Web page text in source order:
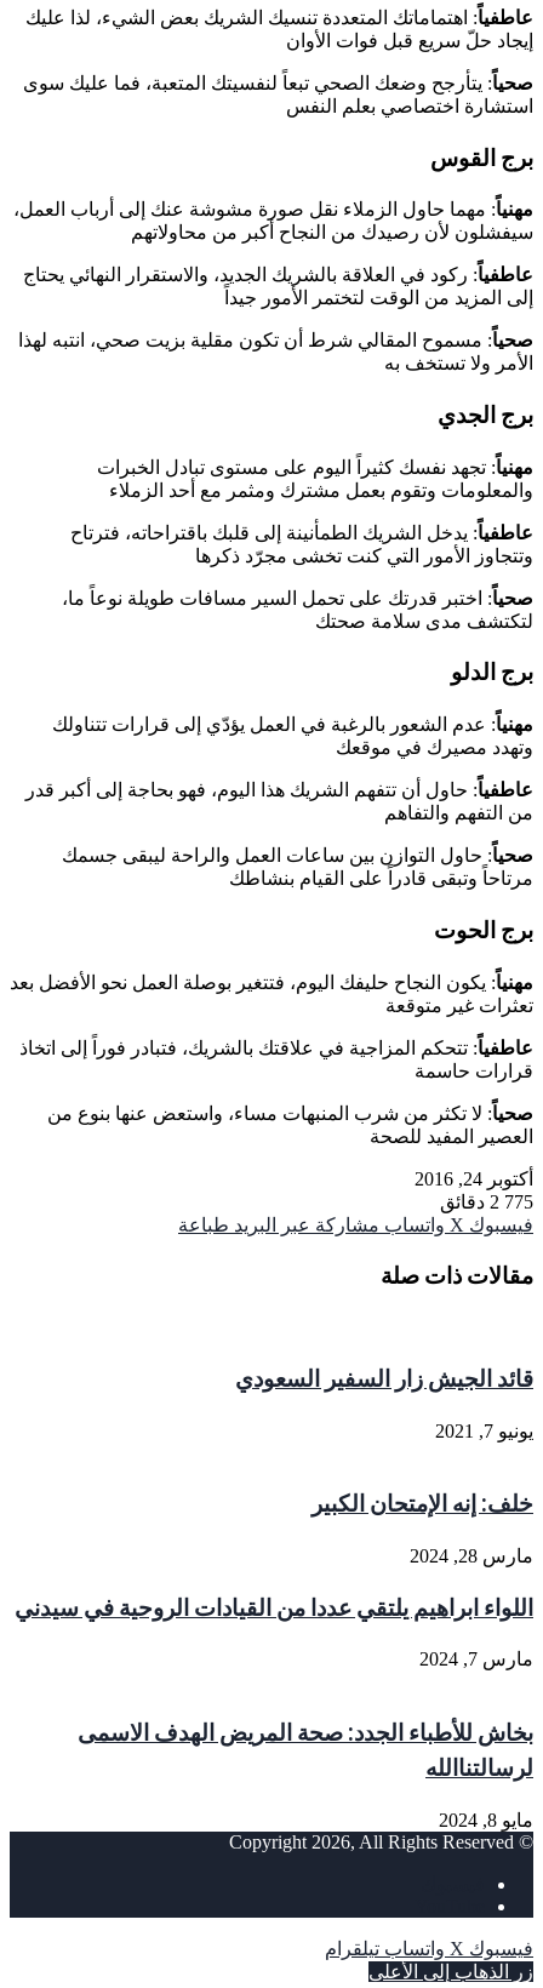
عاطفياً: اهتماماتك المتعددة تنسيك الشريك بعض الشيء، لذا عليك
إيجاد حلّ سريع قبل فوات الأوان
صحياً: يتأرجح وضعك الصحي تبعاً لنفسيتك المتعبة، فما عليك سوى
استشارة اختصاصي بعلم النفس
برج القوس
مهنياً: مهما حاول الزملاء نقل صورة مشوشة عنك إلى أرباب العمل،
سيفشلون لأن رصيدك من النجاح أكبر من محاولاتهم
عاطفياً: ركود في العلاقة بالشريك الجديد، والاستقرار النهائي يحتاج
إلى المزيد من الوقت لتختمر الأمور جيداً
صحياً: مسموح المقالي شرط أن تكون مقلية بزيت صحي، انتبه لهذا
الأمر ولا تستخف به
برج الجدي
مهنياً: تجهد نفسك كثيراً اليوم على مستوى تبادل الخبرات
والمعلومات وتقوم بعمل مشترك ومثمر مع أحد الزملاء
عاطفياً: يدخل الشريك الطمأنينة إلى قلبك باقتراحاته، فترتاح
وتتجاوز الأمور التي كنت تخشى مجرّد ذكرها
صحياً: اختبر قدرتك على تحمل السير مسافات طويلة نوعاً ما،
لتكتشف مدى سلامة صحتك
برج الدلو
مهنياً: عدم الشعور بالرغبة في العمل يؤدّي إلى قرارات تتناولك
وتهدد مصيرك في موقعك
عاطفياً: حاول أن تتفهم الشريك هذا اليوم، فهو بحاجة إلى أكبر قدر
من التفهم والتفاهم
صحياً: حاول التوازن بين ساعات العمل والراحة ليبقى جسمك
مرتاحاً وتبقى قادراً على القيام بنشاطك
برج الحوت
مهنياً: يكون النجاح حليفك اليوم، فتتغير بوصلة العمل نحو الأفضل بعد
تعثرات غير متوقعة
عاطفياً: تتحكم المزاجية في علاقتك بالشريك، فتبادر فوراً إلى اتخاذ
قرارات حاسمة
صحياً: لا تكثر من شرب المنبهات مساء، واستعض عنها بنوع من
العصير المفيد للصحة
أكتوبر 24, 2016
775 2 دقائق
فيسبوك ‫X واتساب مشاركة عبر البريد طباعة
مقالات ذات صلة
قائد الجيش زار السفير السعودي
يونيو 7, 2021
خلف: إنه الإمتحان الكبير
مارس 28, 2024
اللواء ابراهيم يلتقي عددا من القيادات الروحية في سيدني
مارس 7, 2024
بخاش للأطباء الجدد: صحة المريض الهدف الاسمى
لرسالتناالله
مايو 8, 2024
© Copyright 2026, All Rights Reserved
فيسبوك ‫X واتساب تيلقرام
زر الذهاب إلى الأعلى